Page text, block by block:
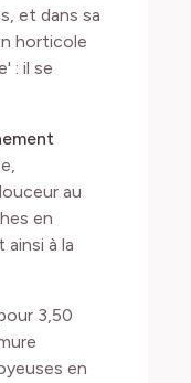
et dans sa
horticole
: il se
au
en
à la
3,50
en